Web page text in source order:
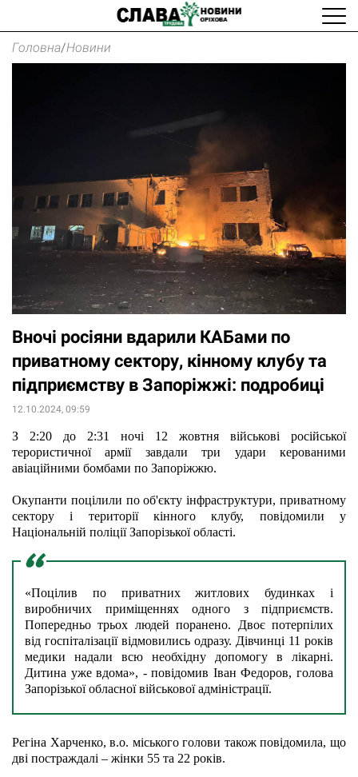
Головна/Новини
Вночі росіяни вдарили КАБами по
приватному сектору, кінному клубу та
підприємству в Запоріжжі: подробиці
12.10.2024, 09:59
З 2:20 до 2:31 ночі 12 жовтня військові російської
терористичної армії завдали три удари керованими
авіаційними бомбами по Запоріжжю.
Окупанти поцілили по об'єкту інфраструктури, приватному
сектору і території кінного клубу, повідомили у
Національній поліції Запорізької області.
«Поцілив по приватних житлових будинках і
виробничих приміщеннях одного з підприємств.
Попередньо трьох людей поранено. Двоє потерпілих
від госпіталізації відмовились одразу. Дівчинці 11 років
медики надали всю необхідну допомогу в лікарні.
Дитина уже вдома», - повідомив Іван Федоров, голова
Запорізької обласної військової адміністрації.
Регіна Харченко, в.о. міського голови також повідомила, що
дві постраждалі – жінки 55 та 22 років.